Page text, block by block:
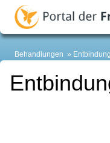
Behandlungen Entbindung